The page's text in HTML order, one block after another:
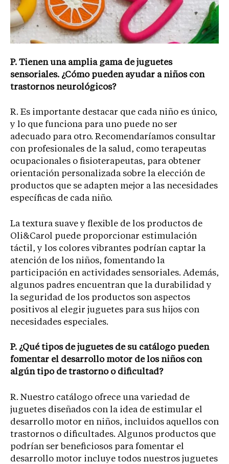
P. Tienen una amplia gama de juguetes
sensoriales. ¿Cómo pueden ayudar a niños con
trastornos neurológicos?
R. Es importante destacar que cada niño es único,
y lo que funciona para uno puede no ser
adecuado para otro. Recomendaríamos consultar
con profesionales de la salud, como terapeutas
ocupacionales o fisioterapeutas, para obtener
orientación personalizada sobre la elección de
productos que se adapten mejor a las necesidades
específicas de cada niño.
La textura suave y flexible de los productos de
Oli&Carol puede proporcionar estimulación
táctil, y los colores vibrantes podrían captar la
atención de los niños, fomentando la
participación en actividades sensoriales. Además,
algunos padres encuentran que la durabilidad y
la seguridad de los productos son aspectos
positivos al elegir juguetes para sus hijos con
necesidades especiales.
P. ¿Qué tipos de juguetes de su catálogo pueden
fomentar el desarrollo motor de los niños con
algún tipo de trastorno o dificultad?
R. Nuestro catálogo ofrece una variedad de
juguetes diseñados con la idea de estimular el
desarrollo motor en niños, incluidos aquellos con
trastornos o dificultades. Algunos productos que
podrían ser beneficiosos para fomentar el
desarrollo motor incluye todos nuestros juguetes